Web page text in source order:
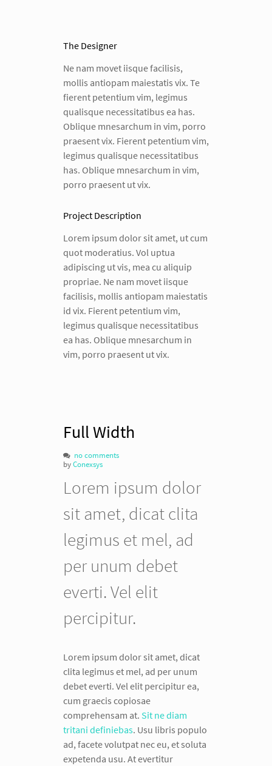
The Designer
Ne nam movet iisque facilisis,
mollis antiopam maiestatis vix. Te
fierent petentium vim, legimus
qualisque necessitatibus ea has.
Oblique mnesarchum in vim, porro
praesent vix. Fierent petentium vim,
legimus qualisque necessitatibus
has. Oblique mnesarchum in vim,
porro praesent ut vix.
Project Description
Lorem ipsum dolor sit amet, ut cum
quot moderatius. Vol uptua
adipiscing ut vis, mea cu aliquip
propriae. Ne nam movet iisque
facilisis, mollis antiopam maiestatis
id vix. Fierent petentium vim,
legimus qualisque necessitatibus
ea has. Oblique mnesarchum in
vim, porro praesent ut vix.
Full Width
no comments
byConexsys
Lorem ipsum dolor
sit amet, dicat clita
legimus et mel, ad
per unum debet
everti. Vel elit
percipitur.
Lorem ipsum dolor sit amet, dicat
clita legimus et mel, ad per unum
debet everti. Vel elit percipitur ea,
cum graecis copiosae
comprehensam at. Sit ne diam
tritani definiebas. Usu libris populo
ad, facete volutpat nec eu, et soluta
expetenda usu. At evertitur